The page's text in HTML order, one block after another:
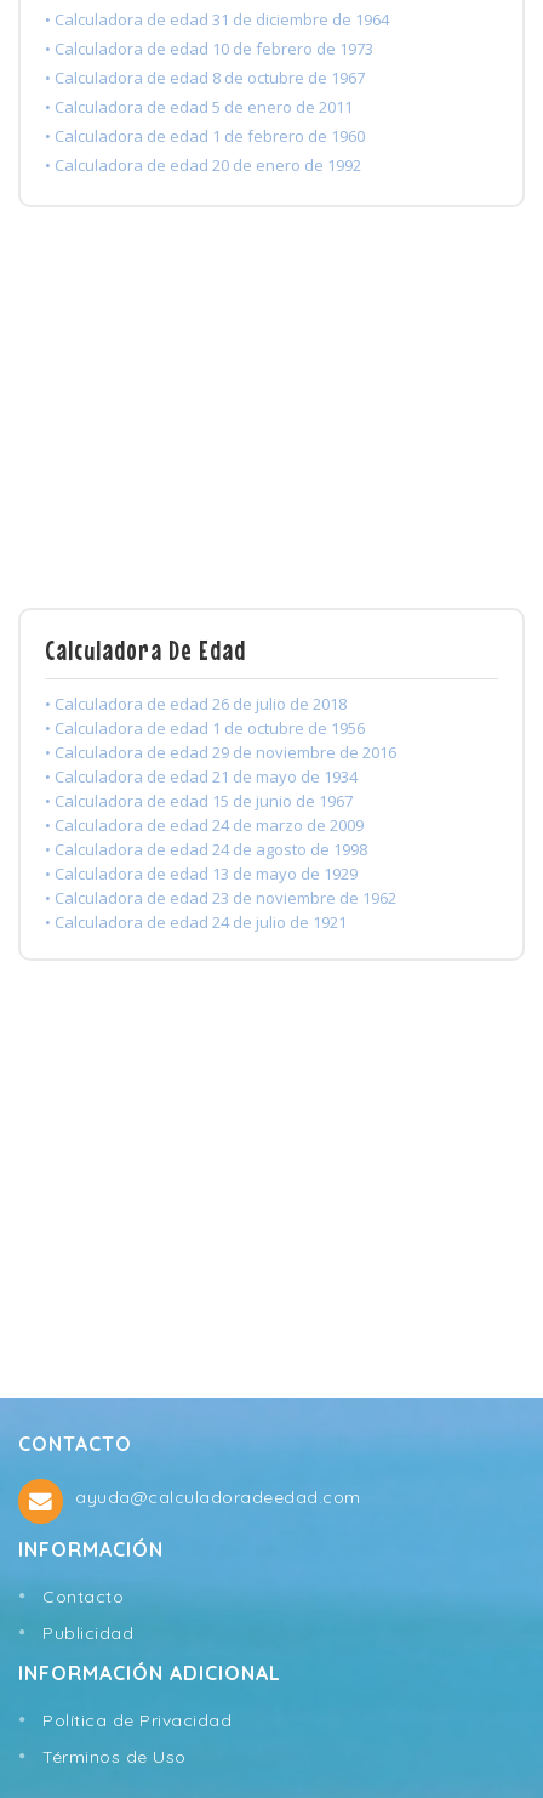
• Calculadora de edad 31 de diciembre de 1964
• Calculadora de edad 10 de febrero de 1973
• Calculadora de edad 8 de octubre de 1967
• Calculadora de edad 5 de enero de 2011
• Calculadora de edad 1 de febrero de 1960
• Calculadora de edad 20 de enero de 1992
Calculadora De Edad
• Calculadora de edad 26 de julio de 2018
• Calculadora de edad 1 de octubre de 1956
• Calculadora de edad 29 de noviembre de 2016
• Calculadora de edad 21 de mayo de 1934
• Calculadora de edad 15 de junio de 1967
• Calculadora de edad 24 de marzo de 2009
• Calculadora de edad 24 de agosto de 1998
• Calculadora de edad 13 de mayo de 1929
• Calculadora de edad 23 de noviembre de 1962
• Calculadora de edad 24 de julio de 1921
CONTACTO
ayuda@calculadoradeedad.com
INFORMACIÓN
Contacto
Publicidad
INFORMACIÓN ADICIONAL
Política de Privacidad
Términos de Uso